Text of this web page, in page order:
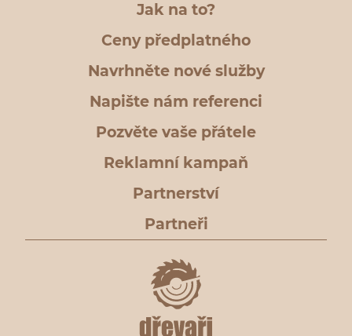
Jak na to?
Ceny předplatného
Navrhněte nové služby
Napište nám referenci
Pozvěte vaše přátele
Reklamní kampaň
Partnerství
Partneři